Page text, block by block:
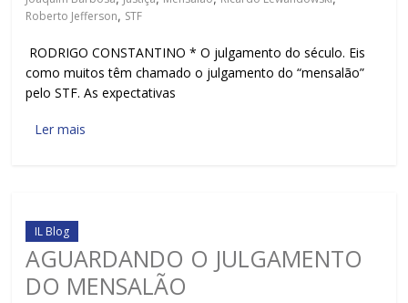
Roberto Jefferson, STF
RODRIGO CONSTANTINO * O julgamento do século. Eis
como muitos têm chamado o julgamento do “mensalão”
pelo STF. As expectativas
Ler mais
IL Blog
AGUARDANDO O JULGAMENTO
DO MENSALÃO